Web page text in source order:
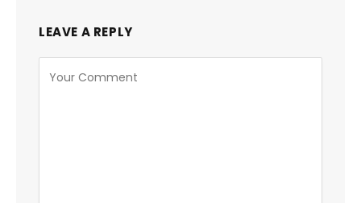
LEAVE A REPLY